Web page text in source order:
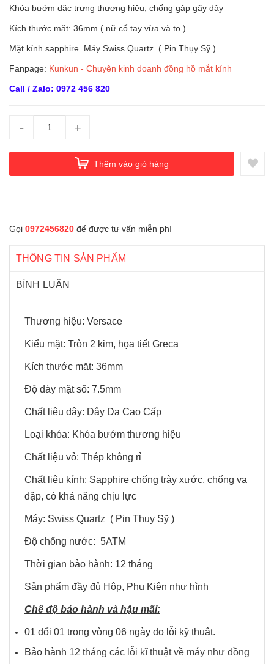
Khóa bướm đặc trưng thương hiệu, chống gập gãy dây
Kích thước mặt: 36mm ( nữ cổ tay vừa và to )
Mặt kính sapphire. Máy Swiss Quartz ( Pin Thụy Sỹ )
Fanpage: Kunkun - Chuyên kinh doanh đồng hồ mắt kính
Call / Zalo: 0972 456 820
- +
Thêm vào giỏ hàng
Gọi 0972456820 để được tư vấn miễn phí
THÔNG TIN SẢN PHẨM
BÌNH LUẬN
Thương hiệu: Versace
Kiểu mặt: Tròn 2 kim, họa tiết Greca
Kích thước mặt: 36mm
Độ dày mặt số: 7.5mm
Chất liệu dây: Dây Da Cao Cấp
Loại khóa: Khóa bướm thương hiệu
Chất liệu vỏ: Thép không rỉ
Chất liệu kính: Sapphire chống trày xước, chống va
đập, có khả năng chịu lực
Máy: Swiss Quartz ( Pin Thụy Sỹ )
Độ chống nước: 5ATM
Thời gian bảo hành: 12 tháng
Sản phẩm đầy đủ Hộp, Phụ Kiện như hình
Chế độ bảo hành và hậu mãi:
01 đổi 01 trong vòng 06 ngày do lỗi kỹ thuật.
Bảo hành 12 tháng các lỗi kĩ thuật về máy như đồng